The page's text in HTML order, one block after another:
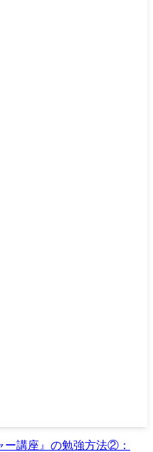
ー講座』の勉強方法②：